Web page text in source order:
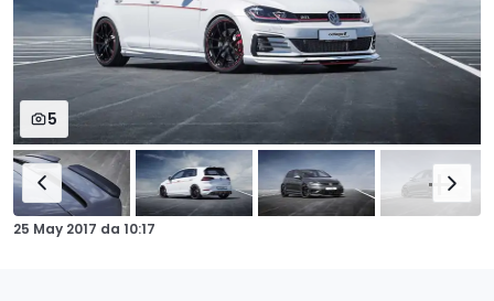
5
25 May 2017 da 10:17